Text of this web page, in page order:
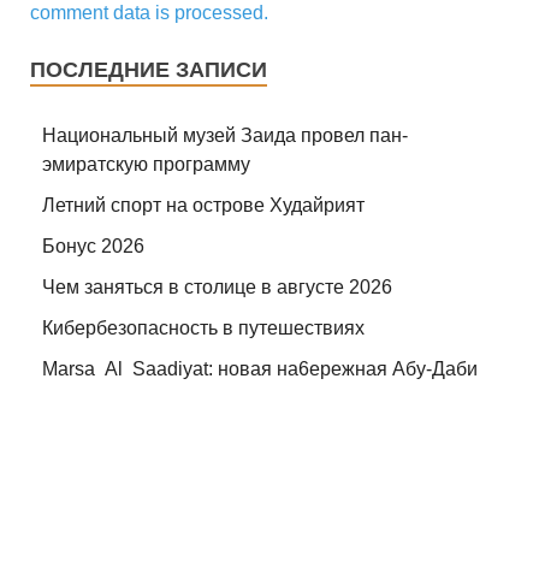
comment data is processed.
ПОСЛЕДНИЕ ЗАПИСИ
Национальный музей Заида провел пан-
эмиратскую программу
Летний спорт на острове Худайрият
Бонус 2026
Чем заняться в столице в августе 2026
Кибербезопасность в путешествиях
Marsa Al Saadiyat: новая на6ережная Абу-Даби